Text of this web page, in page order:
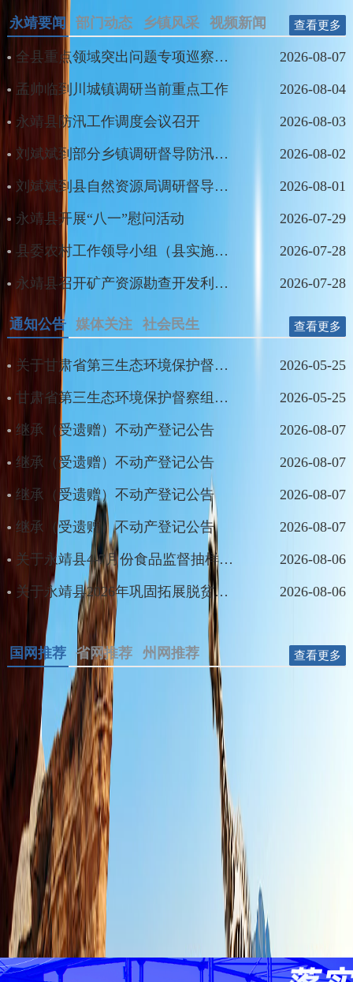
派新华社记者 韩梁 朱瑞卿2026年，世界瞩望亚太经
合组织（APEC）历史上又一个“中国时刻”。“期待各方
明年共赴深圳之约，共商亚太发展大计，共创亚太美
好明天。”20...
【查看更多】
县委警示教育会召开
刘斌斌为全县党员领导干部讲授学习教育专题党课 第二届全国全民健身大赛甘肃选拔赛暨2026年黄河桨板公开赛在永靖激情开赛
县委树立和践行正确政绩观学习教育读书班专题研讨、结业式暨县委理论学习中心组专题学习扩大会议召开
永靖要闻 部门动态 乡镇风采 视频新闻 查看更多
全县重点领域突出问题专项巡察工作书记专题会议召开 2026-08-07
孟帅临到川城镇调研当前重点工作 2026-08-04
永靖县防汛工作调度会议召开 2026-08-03
刘斌斌到部分乡镇调研督导防汛减灾和安全生产工作 2026-08-02
刘斌斌到县自然资源局调研督导地质灾害防治工作 2026-08-01
永靖县开展“八一”慰问活动 2026-07-29
县委农村工作领导小组（县实施乡村振兴战略领导小组）会议召开 2026-07-28
永靖县召开矿产资源勘查开发利用专题会议 2026-07-28
通知公告 媒体关注 社会民生 查看更多
关于甘肃省第三生态环境保护督察组作风纪律监督举报方式的公告 2026-05-25
甘肃省第三生态环境保护督察组进驻临夏回族自治州督察公告 2026-05-25
继承（受遗赠）不动产登记公告 2026-08-07
继承（受遗赠）不动产登记公告 2026-08-07
继承（受遗赠）不动产登记公告 2026-08-07
继承（受遗赠）不动产登记公告 2026-08-07
关于永靖县4-7月份食品监督抽样结果公示 2026-08-06
关于永靖县2026年巩固拓展脱贫攻坚成果和乡村振兴项目库（动态调整）的公告 2026-08-06
国网推荐 省网推荐 州网推荐 查看更多